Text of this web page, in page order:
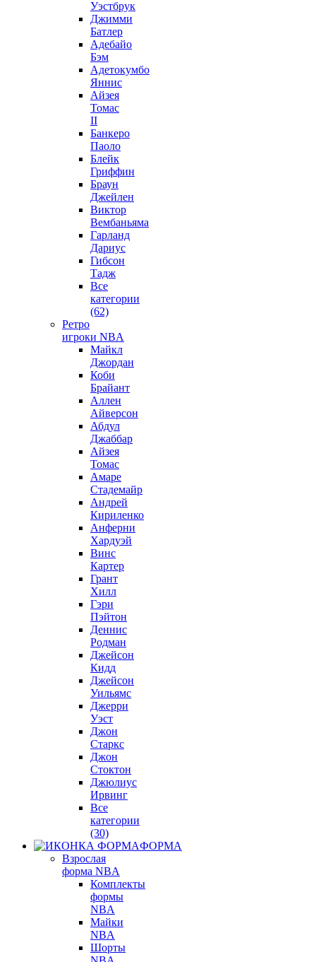
Уэстбрук
Джимми
Батлер
Адебайо
Бэм
Адетокумбо
Яннис
Айзея
Томас
II
Банкеро
Паоло
Блейк
Гриффин
Браун
Джейлен
Виктор
Вембаньяма
Гарланд
Дариус
Гибсон
Тадж
Все
категории
(62)
Ретро
игроки NBA
Майкл
Джордан
Коби
Брайант
Аллен
Айверсон
Абдул
Джаббар
Айзея
Томас
Амаре
Стадемайр
Андрей
Кириленко
Анферни
Xардуэй
Винс
Картер
Грант
Хилл
Гэри
Пэйтон
Деннис
Родман
Джейсон
Кидд
Джейсон
Уильямс
Джерри
Уэст
Джон
Старкс
Джон
Стоктон
Джюлиус
Ирвинг
Все
категории
(30)
ФОРМА
Взрослая
форма NBA
Комплекты
формы
NBA
Майки
NBA
Шорты